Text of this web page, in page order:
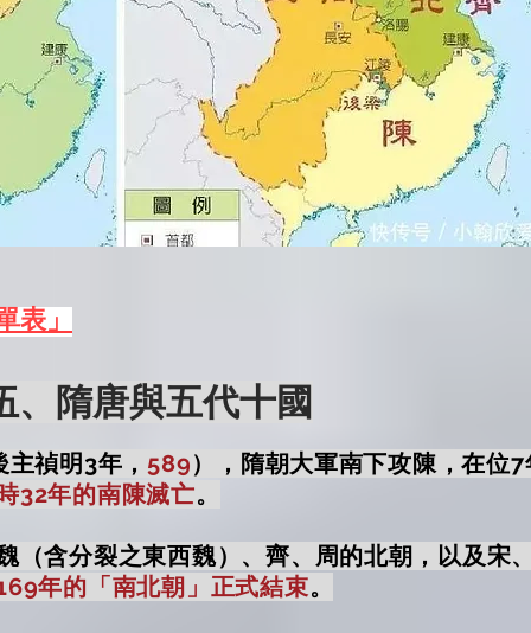
、隋唐與五代十國
主禎明3年 ， 589），隋朝大軍南下攻陳，在位7
32年的南陳滅亡。
（含分裂之東西魏）、齊、周的北朝，以及宋
年的 「南北朝」正式結束。
表」